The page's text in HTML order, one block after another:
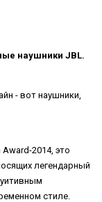
наушники JBL.
- вот наушники,
2014, это
легендарный
стиле.